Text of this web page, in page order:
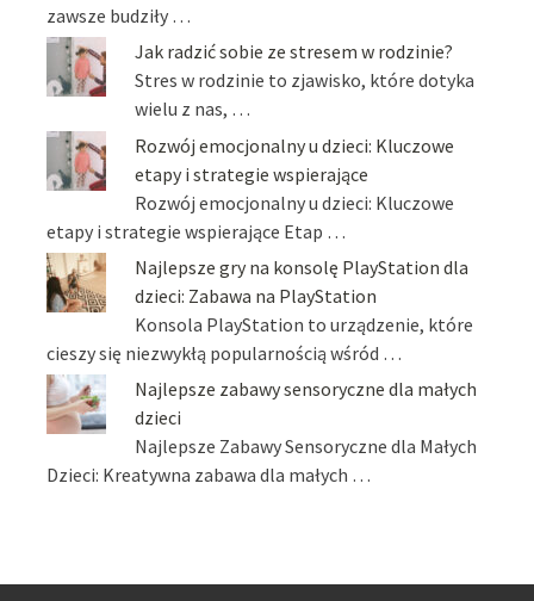
zawsze budziły …
Jak radzić sobie ze stresem w rodzinie?
Stres w rodzinie to zjawisko, które dotyka
wielu z nas, …
Rozwój emocjonalny u dzieci: Kluczowe
etapy i strategie wspierające
Rozwój emocjonalny u dzieci: Kluczowe
etapy i strategie wspierające Etap …
Najlepsze gry na konsolę PlayStation dla
dzieci: Zabawa na PlayStation
Konsola PlayStation to urządzenie, które
cieszy się niezwykłą popularnością wśród …
Najlepsze zabawy sensoryczne dla małych
dzieci
Najlepsze Zabawy Sensoryczne dla Małych
Dzieci: Kreatywna zabawa dla małych …